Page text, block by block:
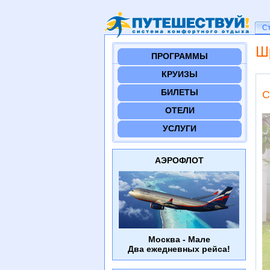
ПРОГРАММЫ
КРУИЗЫ
БИЛЕТЫ
ОТЕЛИ
УСЛУГИ
АЭРОФЛОТ
Москва - Мале
Два ежедневных рейса!